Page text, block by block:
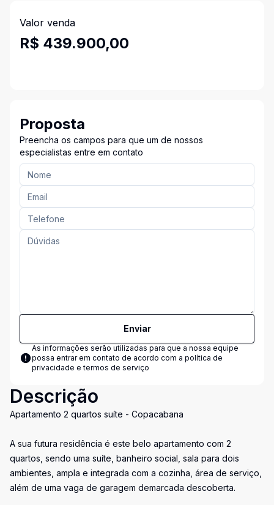
Valor venda
R$ 439.900,00
Proposta
Preencha os campos para que um de nossos
especialistas entre em contato
Enviar
As informações serão utilizadas para que a nossa equipe
possa entrar em contato de acordo com a política de
privacidade e termos de serviço
Descrição
Apartamento 2 quartos suíte - Copacabana
A sua futura residência é este belo apartamento com 2
quartos, sendo uma suíte, banheiro social, sala para dois
ambientes, ampla e integrada com a cozinha, área de serviço,
além de uma vaga de garagem demarcada descoberta.